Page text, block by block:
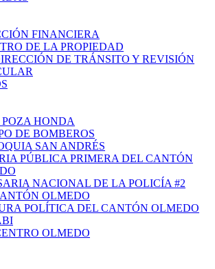
FINANCIERA
DE LA PROPIEDAD
DE TRÁNSITO Y REVISIÓN
POZA HONDA
DE BOMBEROS
SAN ANDRÉS
PÚBLICA PRIMERA DEL CANTÓN
NACIONAL DE LA POLICÍA #2
OLMEDO
POLÍTICA DEL CANTÓN OLMEDO
OLMEDO